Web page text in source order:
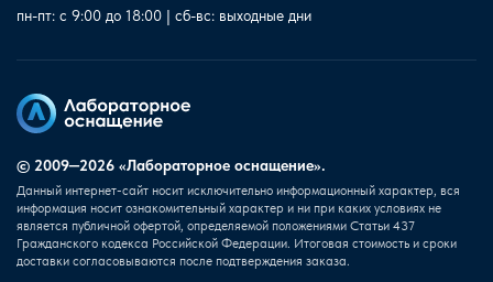
пн-пт: с 9:00 до 18:00 | сб-вс: выходные дни
© 2009—2026 «Лабораторное оснащение».
Данный интернет-сайт носит исключительно информационный характер, вся
информация носит ознакомительный характер и ни при каких условиях не
является публичной офертой, определяемой положениями Статьи 437
Гражданского кодекса Российской Федерации. Итоговая стоимость и сроки
доставки согласовываются после подтверждения заказа.